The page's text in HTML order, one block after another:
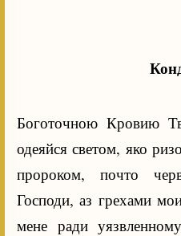
Боготочною Кровию
одеяйся светом, яко
пророком, почто
Господи, аз грехами
мене ради